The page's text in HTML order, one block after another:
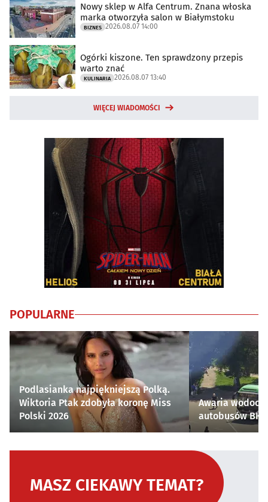
Nowy sklep w Alfa Centrum. Znana włoska
marka otworzyła salon w Białymstoku
BIZNES 2026.08.07 14:00
Ogórki kiszone. Ten sprawdzony przepis
warto znać
KULINARIA 2026.08.07 13:40
WIĘCEJ WIADOMOŚCI
POPULARNE
Podlasianka najpiękniejszą Polką.
Wiktoria Ptak zdobyła koronę Miss
Polski 2026
Awaria
autobusów
MASZ CIEKAWY TEMAT?